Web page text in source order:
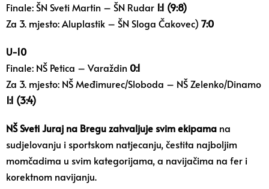
Finale: ŠN Sveti Martin – ŠN Rudar 1:1 (9:8)
Za 3. mjesto: Aluplastik – ŠN Sloga Čakovec) 7:0
U-10
Finale: NŠ Petica – Varaždin 0:1
Za 3. mjesto: NŠ Međimurec/Sloboda – NŠ Zelenko/Dinamo
1:1 (3:4)
NŠ Sveti Juraj na Bregu zahvaljuje svim ekipama na
sudjelovanju i sportskom natjecanju, čestita najboljim
momčadima u svim kategorijama, a navijačima na fer i
korektnom navijanju.